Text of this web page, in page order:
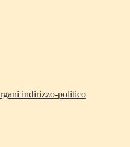
indirizzo-politico